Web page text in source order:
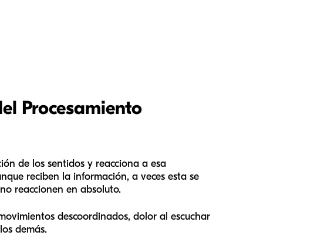
Procesamiento
de los sentidos y reacciona a esa
reciben la información, a veces esta se
reaccionen en absoluto.
descoordinados, dolor al escuchar
demás.